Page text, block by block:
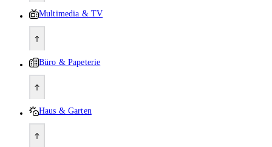
Multimedia & TV
Büro & Papeterie
Haus & Garten